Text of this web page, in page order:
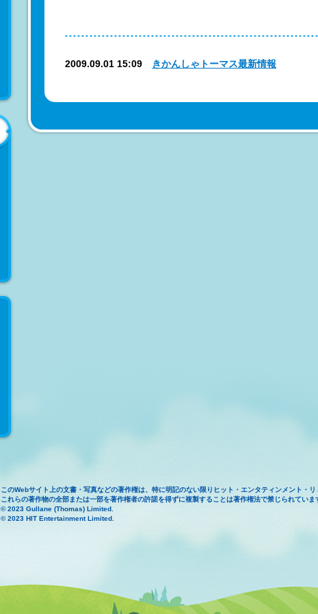
2009.09.01 15:09 きかんしゃトーマス最新情報
このWebサイト上の文書・写真などの著作権は、特に明記のない限りヒット・エンタティンメント・リ
これらの著作物の全部または一部を著作権者の許諾を得ずに複製することは著作権法で禁じられていま
© 2023 Gullane (Thomas) Limited.
© 2023 HIT Entertainment Limited.